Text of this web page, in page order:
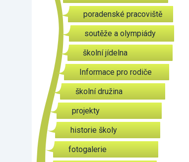
poradenské pracoviště
soutěže a olympiády
školní jídelna
Informace pro rodiče
školní družina
projekty
historie školy
fotogalerie